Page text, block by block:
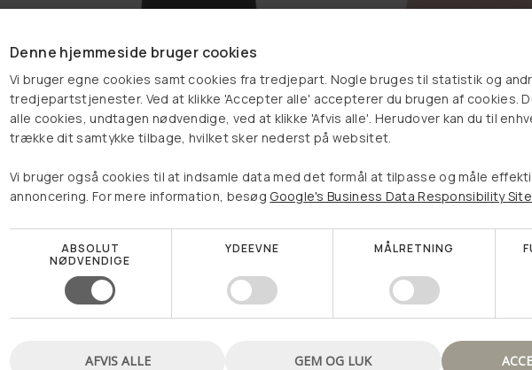
–
Top Miriam black
309,00 kr
Top Miriam rose
309,00 kr
Vælg et produkt, og se om
du har vundet en rabat
Denne hjemmeside bruger cookies
Vi bruger egne cookies samt cookies fra tredjepart. Nogle bruges til statistik og
tredjepartstjenester. Ved at klikke 'Accepter alle' accepterer du brugen af cookies.
alle cookies, undtagen nødvendige, ved at klikke 'Afvis alle'. Herudover kan du til
trække dit samtykke tilbage, hvilket sker nederst på websitet.
Vi bruger også cookies til at indsamle data med det formål at tilpasse og måle
annoncering. For mere information, besøg Google's Business Data Responsibility Site
ABSOLUT
NØDVENDIGE
YDEEVNE MÅLRETNING
GEM OG LUK
AFVIS ALLE